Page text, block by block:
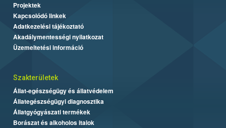
Projektek
Kapcsolódó linkek
Adatkezelési tájékoztató
Akadálymentességi nyilatkozat
Üzemeltetési információ
Szakterületek
Állat-egészségügy és állatvédelem
Állategészségügyi diagnosztika
Állatgyógyászati termékek
Borászat és alkoholos italok